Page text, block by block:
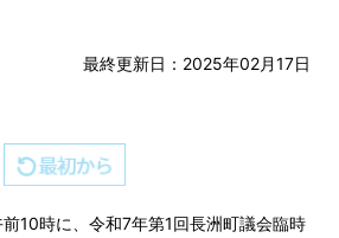
最終更新日：2025年02月17日
10時に、令和7年第1回長洲町議会臨時